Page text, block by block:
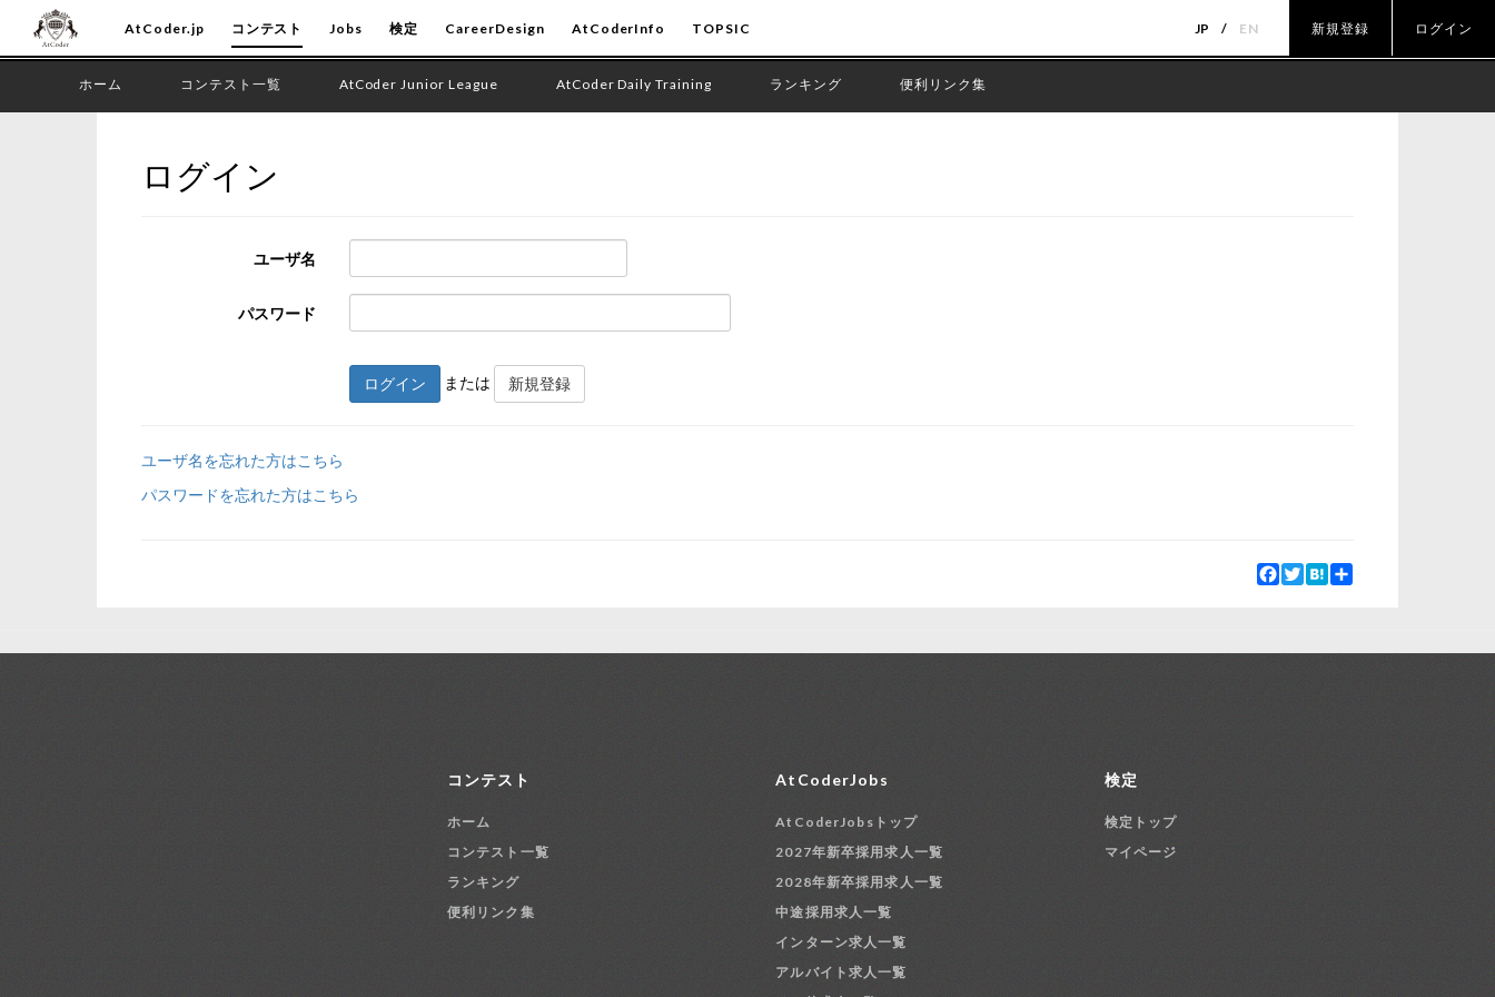
AtCoder.jp コンテスト Jobs 検定 CareerDesign AtCoderInfo TOPSIC JP EN 新規登録 ログイン
ホーム コンテスト一覧 AtCoder Junior League AtCoder Daily Training ランキング 便利リンク集
ログイン
ユーザ名
パスワード
ログイン または 新規登録
ユーザ名を忘れた方はこちら
パスワードを忘れた方はこちら
Facebook
Twitter
Hatena
コンテスト
ホーム
コンテスト一覧
ランキング
便利リンク集
AtCoderJobs
AtCoderJobsトップ
2027年新卒採用求人一覧
2028年新卒採用求人一覧
中途採用求人一覧
インターン求人一覧
アルバイト求人一覧
検定
検定トップ
マイページ